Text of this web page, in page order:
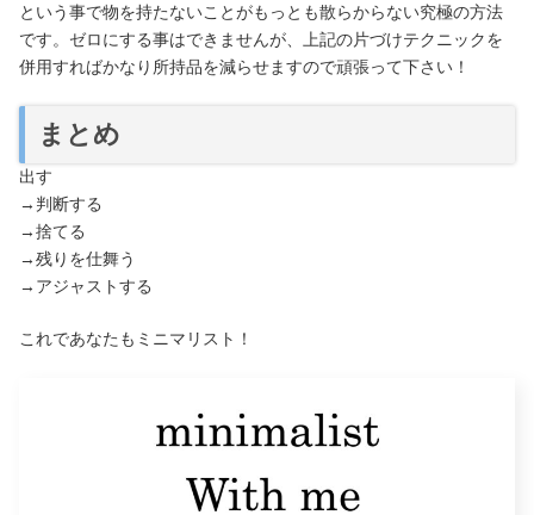
という事で物を持たないことがもっとも散らからない究極の方法
です。ゼロにする事はできませんが、上記の片づけテクニックを
併用すればかなり所持品を減らせますので頑張って下さい！
まとめ
出す
→判断する
→捨てる
→残りを仕舞う
→アジャストする
これであなたもミニマリスト！